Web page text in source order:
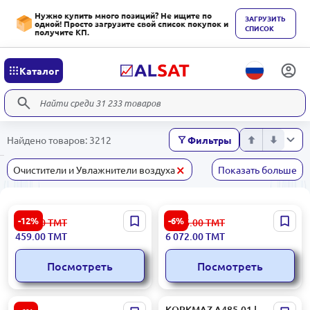
Нужно купить много позиций? Не ищите по
одной! Просто загрузите свой список покупок и
получите КП.
ЗАГРУЗИТЬ
СПИСОК
Каталог
Найдено товаров: 3212 Фильтры
Очистители и Увлажнители воздуха× Показать больше
-12%
Enzo 3500w | Пылесос 3500
Вт
523.00ТМТ
459.00ТМТ
Посмотреть
-6%
Samsung HOBSAMNZF300G |
Индукционная панель 3
конфорки 5400 Вт
6 526.00ТМТ
6 072.00ТМТ
Посмотреть